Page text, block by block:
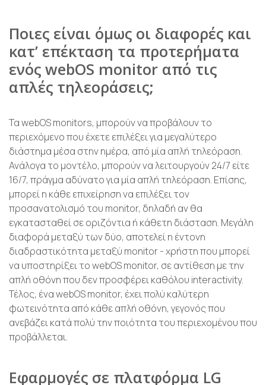
Ποιες είναι όμως οι διαφορές και
κατ’ επέκταση τα προτερήματα
ενός webOS monitor από τις
απλές τηλεοράσεις;
Τα webOS monitors, μπορούν να προβάλουν το
περιεχόμενο που έχετε επιλέξει για μεγαλύτερο
διάστημα μέσα στην ημέρα, από μία απλή τηλεόραση.
Ανάλογα το μοντέλο, μπορούν να λειτουργούν 24/7 είτε
16/7, πράγμα αδύνατο για μία απλή τηλεόραση. Επίσης,
μπορεί η κάθε επιχείρηση να επιλέξει τον
προσανατολισμό του monitor, δηλαδή αν θα
εγκατασταθεί σε οριζόντια ή κάθετη διάσταση. Μεγάλη
διαφορά μεταξύ των δύο, αποτελεί η έντονη
διαδραστικότητα μεταξύ monitor - χρήστη που μπορεί
να υποστηρίξει το webOS monitor, σε αντίθεση με την
απλή οθόνη που δεν προσφέρει καθόλου interactivity.
Τέλος, ένα webOS monitor, έχει πολύ καλύτερη
φωτεινότητα από κάθε απλή οθόνη, γεγονός που
ανεβάζει κατά πολύ την ποιότητα του περιεχομένου που
προβάλλεται.
Εφαρμογές σε πλατφόρμα LG